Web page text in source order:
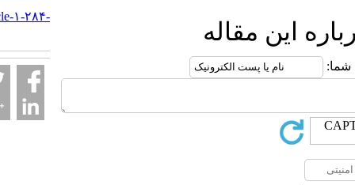
مقاله
nejat.ir/article-۱-۲۸۴-